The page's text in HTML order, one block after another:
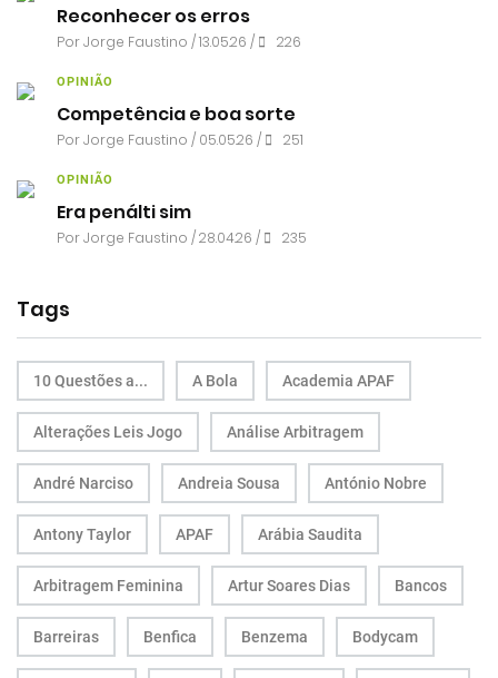
Reconhecer os erros
PorJorge Faustino / 13.05.26 / 226
OPINIÃO
Competência e boa sorte
PorJorge Faustino / 05.05.26 / 251
OPINIÃO
Era penálti sim
PorJorge Faustino / 28.04.26 / 235
Tags
10 Questões a... A Bola Academia APAF
Alterações Leis Jogo Análise Arbitragem
André Narciso Andreia Sousa António Nobre
Antony Taylor APAF Arábia Saudita
Arbitragem Feminina Artur Soares Dias Bancos
Barreiras Benfica Benzema Bodycam